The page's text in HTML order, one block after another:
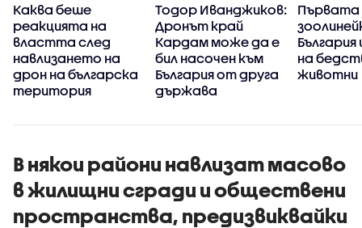
Каква беше
реакцията на
властта след
навлизането на
дрон на българска
територия
Тодор Иванджиков:
Дронът край
Кардам може да е
бил насочен към
България от друга
държава
Първата
на
животни
В някои райони навлизат масово
в жилищни сгради и обществени
пространства, предизвиквайки